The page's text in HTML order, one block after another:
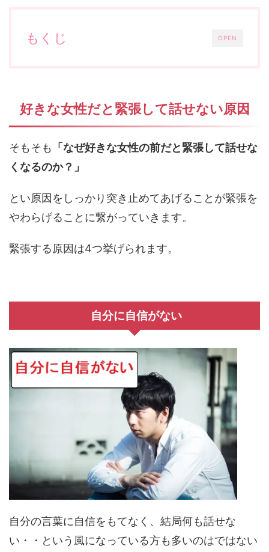
OPEN
もくじ
好きな女性だと緊張して話せない原因
そもそも
「なぜ好きな女性の前だと緊張して話せな
くなるのか？」
とい原因をしっかり突き止めてあげることが緊張を
やわらげることに繋がっていきます。
緊張する原因は4つ挙げられます。
自分に自信がない
自分の言葉に自信をもてなく、結局何も話せな
い・・という風になっている方も多いのはではない